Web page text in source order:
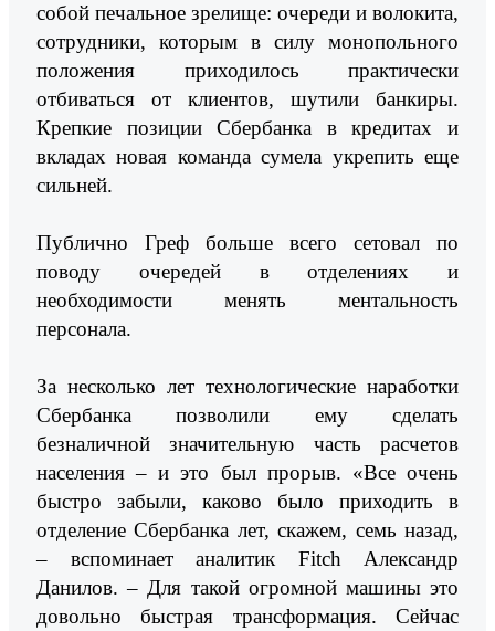
собой печальное зрелище: очереди и волокита,
сотрудники, которым в силу монопольного
положения приходилось практически
отбиваться от клиентов, шутили банкиры.
Крепкие позиции Сбербанка в кредитах и
вкладах новая команда сумела укрепить еще
сильней.
Публично Греф больше всего сетовал по
поводу очередей в отделениях и
необходимости менять ментальность
персонала.
За несколько лет технологические наработки
Сбербанка позволили ему сделать
безналичной значительную часть расчетов
населения – и это был прорыв. «Все очень
быстро забыли, каково было приходить в
отделение Сбербанка лет, скажем, семь назад,
– вспоминает аналитик Fitch Александр
Данилов. – Для такой огромной машины это
довольно быстрая трансформация. Сейчас